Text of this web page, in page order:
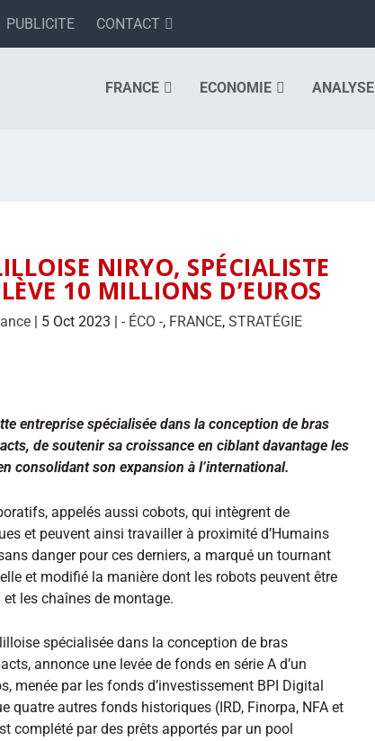
PUBLICITE CONTACT
FRANCE ECONOMIE ANALYSE
NIRYO, SPÉCIALISTE
10 MILLIONS D’EUROS
| 5 Oct 2023 | - ÉCO -, FRANCE, STRATÉGIE
entreprise spécialisée dans la conception de bras
de soutenir sa croissance en ciblant davantage les
consolidant son expansion à l’international.
appelés aussi cobots, qui intègrent de
et peuvent ainsi travailler à proximité d’Humains
danger pour ces derniers, a marqué un tournant
et modifié la manière dont les robots peuvent être
les chaînes de montage.
spécialisée dans la conception de bras
annonce une levée de fonds en série A d’un
menée par les fonds d’investissement BPI Digital
quatre autres fonds historiques (IRD, Finorpa, NFA et
complété par des prêts apportés par un pool